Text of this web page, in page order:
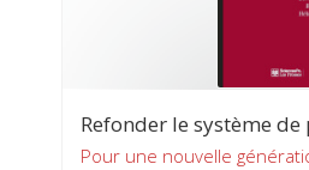
Refonder le système
Pour une nouvelle